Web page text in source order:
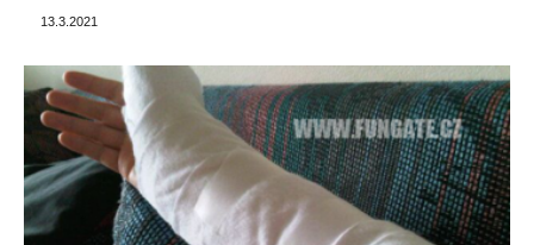
13.3.2021